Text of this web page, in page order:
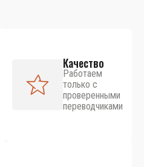
Качество
Работаем
только с
проверенными
переводчиками